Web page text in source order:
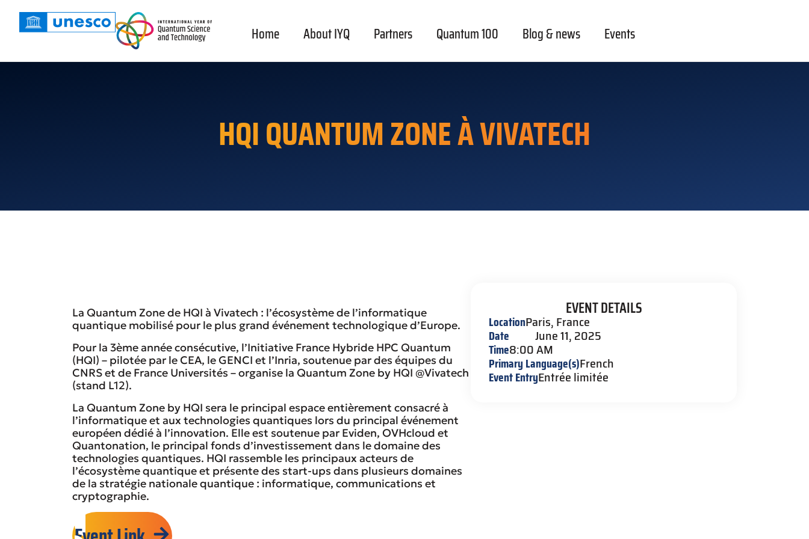
Home About IYQ Partners Quantum 100 Blog & news Events
HQI QUANTUM ZONE À VIVATECH
La Quantum Zone de HQI à Vivatech : l’écosystème de l’informatique
quantique mobilisé pour le plus grand événement technologique d’Europe.
Pour la 3ème année consécutive, l’Initiative France Hybride HPC Quantum
(HQI) – pilotée par le CEA, le GENCI et l’Inria, soutenue par des équipes du
CNRS et de France Universités – organise la Quantum Zone by HQI @Vivatech
(stand L12).
La Quantum Zone by HQI sera le principal espace entièrement consacré à
l’informatique et aux technologies quantiques lors du principal événement
européen dédié à l’innovation. Elle est soutenue par Eviden, OVHcloud et
Quantonation, le principal fonds d’investissement dans le domaine des
technologies quantiques. HQI rassemble les principaux acteurs de
l’écosystème quantique et présente des start-ups dans plusieurs domaines
de la stratégie nationale quantique : informatique, communications et
cryptographie.
EVENT DETAILS
LocationParis, France
Date June 11, 2025
Time8:00 AM
Primary Language(s)French
Event EntryEntrée limitée